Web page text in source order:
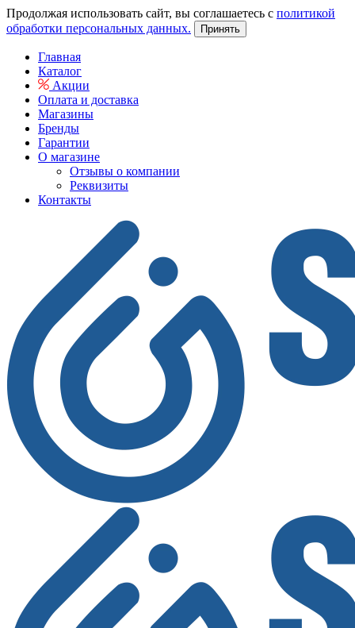
Продолжая использовать сайт, вы соглашаетесь с политикой
обработки персональных данных.
Принять
Главная
Каталог
Акции
Оплата и доставка
Магазины
Бренды
Гарантии
О магазине
Отзывы о компании
Реквизиты
Контакты